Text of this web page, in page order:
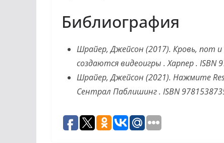
Библиография
Шрайер, Джейсон (2017). Кровь, пот
создаются видеоигры .Харпер. ISBN
Шрайер, Джейсон (2021). Нажмите
Сентрал Паблишинг. ISBN